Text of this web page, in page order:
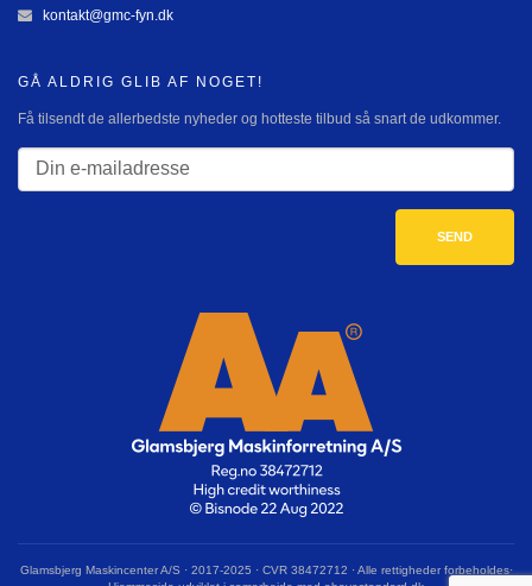
kontakt@gmc-fyn.dk
GÅ ALDRIG GLIB AF NOGET!
Få tilsendt de allerbedste nyheder og hotteste tilbud så snart de udkommer.
Glamsbjerg Maskincenter A/S · 2017-2025 · CVR 38472712 · Alle rettigheder forbeholdes·